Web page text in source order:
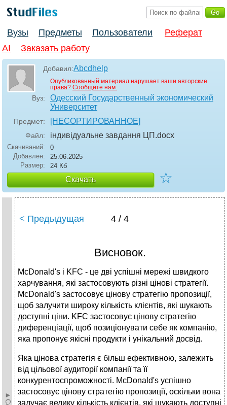
Вузы Предметы Пользователи
Реферат
AI
Заказать работу
Добавил:Abcdhelp
Опубликованный материал нарушает ваши авторские
права? Сообщите нам.
Вуз:
Одесский Государственный экономический
Университет
Предмет: [НЕСОРТИРОВАННОЕ]
Файл: індивідуальне завдання ЦП .docx
Скачиваний:
0
Добавлен:
25.06.2025
Размер:
24 Кб
Скачать ☆
< Предыдущая 4 / 4
Висновок.
McDonald's і KFC - це дві успішні мережі швидкого
харчування, які застосовують різні цінові стратегії.
McDonald's застосовує цінову стратегію пропозиції,
щоб залучити широку кількість клієнтів, які шукають
доступні ціни. KFC застосовує цінову стратегію
диференціації, щоб позиціонувати себе як компанію,
яка пропонує якісні продукти і унікальний досвід.
Яка цінова стратегія є більш ефективною, залежить
від цільової аудиторії компанії та її
конкурентоспроможності. McDonald's успішно
застосовує цінову стратегію пропозиції, оскільки вона
залучає велику кількість клієнтів, які шукають доступні